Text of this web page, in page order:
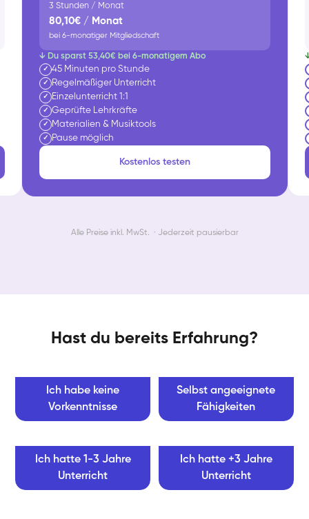
3 Stunden / Monat
80,10€ / Monat
bei 6-monatiger Mitgliedschaft
↓ Du sparst 53,40€ bei 6-monatigem Abo
✓ 45 Minuten pro Stunde
✓ Regelmäßiger Unterricht
✓ Einzelunterricht 1:1
✓ Geprüfte Lehrkräfte
✓ Materialien & Musiktools
✓ Pause möglich
Kostenlos testen
Alle Preise inkl. MwSt. · Jederzeit pausierbar
Hast du bereits Erfahrung?
Ich habe keine
Vorkenntnisse
Selbst angeeignete
Fähigkeiten
Ich hatte 1-3 Jahre
Unterricht
Ich hatte +3 Jahre
Unterricht